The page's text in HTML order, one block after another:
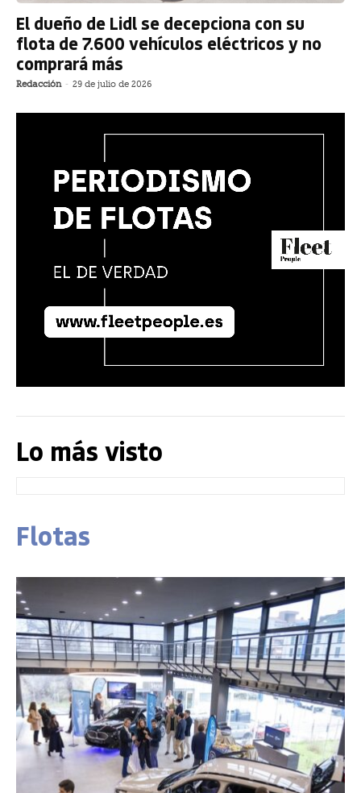
El dueño de Lidl se decepciona con su
flota de 7.600 vehículos eléctricos y no
comprará más
Redacción - 29 de julio de 2026
Lo más visto
Flotas